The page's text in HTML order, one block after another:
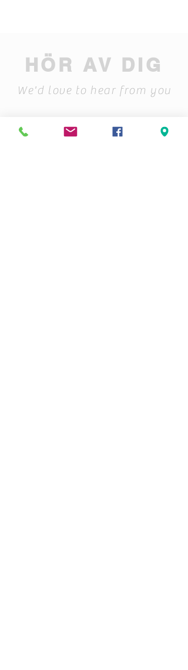
HÖR AV DIG
We'd love to hear from you